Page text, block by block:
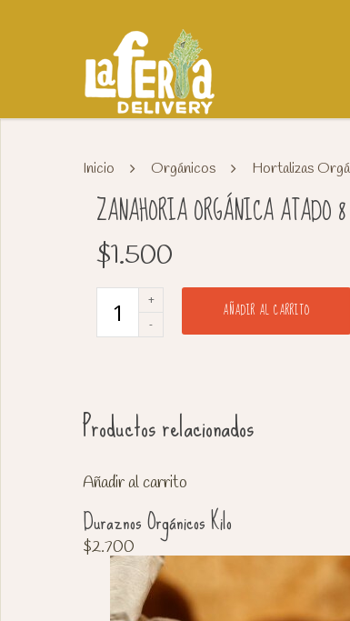
Inicio Orgánicos Hortalizas
ZANAHORIA ORGÁNICA ATADO
$1.500
AÑADIR AL CARRITO
Productos relacionados
Añadir al carrito
Duraznos Orgánicos Kilo
$2.700